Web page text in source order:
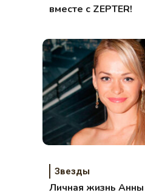
вместе с ZEPTER!
Звезды
Личная жизнь Анны